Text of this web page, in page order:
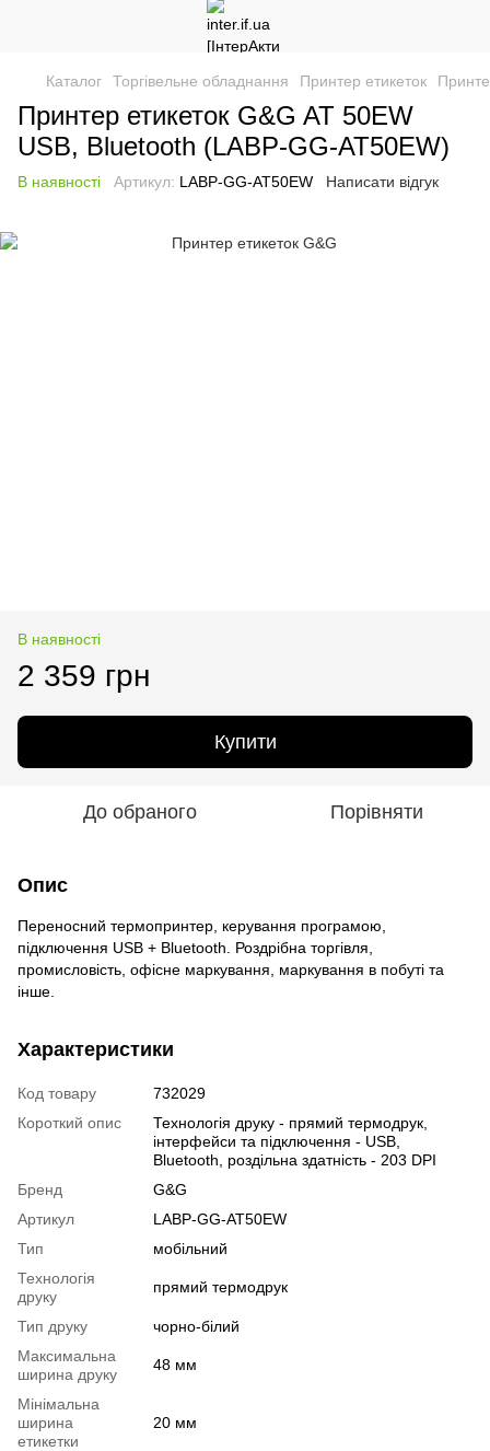
Каталог Торгівельне обладнання Принтер етикеток
Принтер етикеток G&G AT 50EW
USB, Bluetooth (LABP-GG-AT50EW)
В наявності Артикул: LABP-GG-AT50EW Написати відгук
В наявності
2 359 грн
Купити
До обраного Порівняти
Опис
Переносний термопринтер, керування програмою,
підключення USB + Bluetooth. Роздрібна торгівля,
промисловість, офісне маркування, маркування в побуті та
інше.
Характеристики
Код товару
732029
Короткий опис
Технологія друку - прямий термодрук,
інтерфейси та підключення - USB,
Bluetooth, роздільна здатність - 203 DPI
Бренд
G&G
Артикул
LABP-GG-AT50EW
Тип
мобільний
Технологія
друку
прямий термодрук
Тип друку
чорно-білий
Максимальна
ширина друку
48 мм
Мінімальна
ширина
етикетки
20 мм